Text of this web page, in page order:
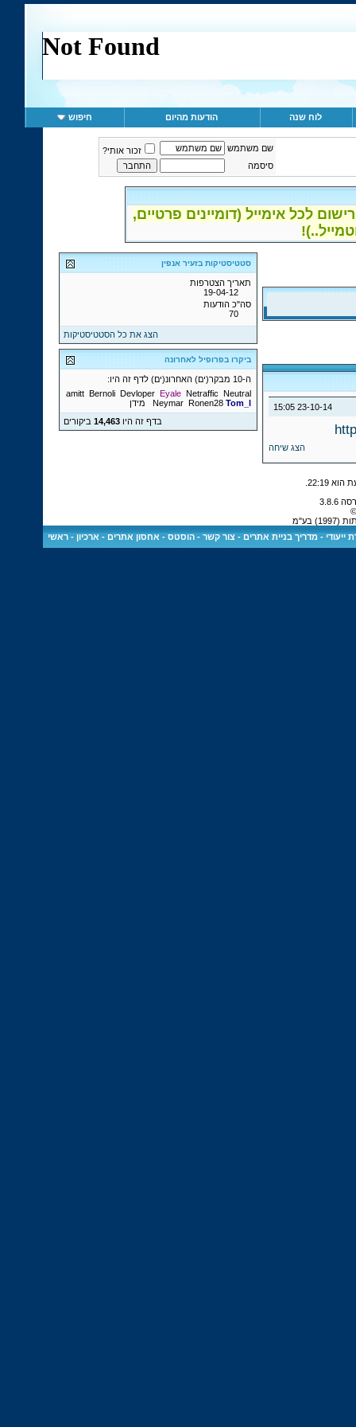
לוח שנה הודעות מהיום חיפוש
שם משתמש
זכור אותי?
סיסמה
לכל אימייל (דומיינים פרטיים,
23-10-14
15:05
הצג שיחה
סטטיסטיקות בזעיר אנפין
תאריך הצטרפות
19-04-12
סה"כ הודעות
70
הצג את כל הסטטיסטיקות
ביקרו בפרופיל לאחרונה
ה-10 מבקר(ים) האחרונ(ים) לדף זה היו:
amitt Bernoli Devloper Eyale Netraffic Neutral
Neymar Ronen28 Tom_l
מידן
בדף זה היו14,463 ביקורים
22:19
בע"מ
ייעודי -מדריך בניית אתרים -צור קשר -הוסטס - אחסון אתרים - ארכיון -ראשי